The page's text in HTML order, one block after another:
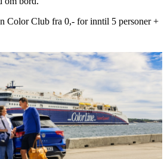
Color Club fra 0,- for inntil 5 personer +